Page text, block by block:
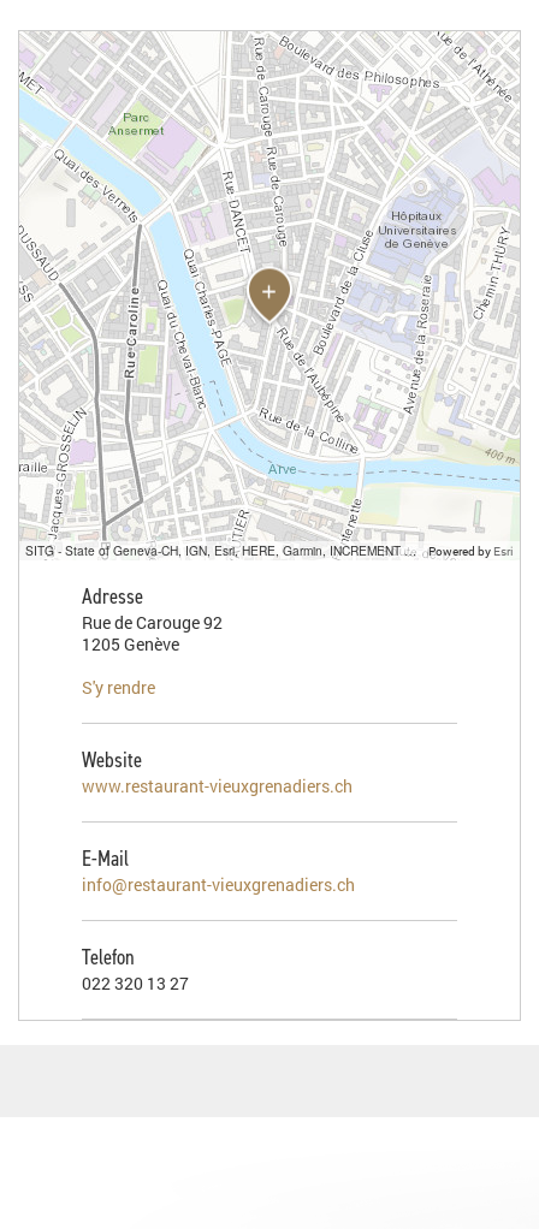
SITG - State of Geneva-CH, IGN, Esri, HERE, Garmin, INCREMENT P, USGS, METI/NASA Powered by Esri
Adresse
Rue de Carouge 92
1205 Genève
S'y rendre
Website
www.restaurant-vieuxgrenadiers.ch
E-Mail
info@restaurant-vieuxgrenadiers.ch
Telefon
022 320 13 27